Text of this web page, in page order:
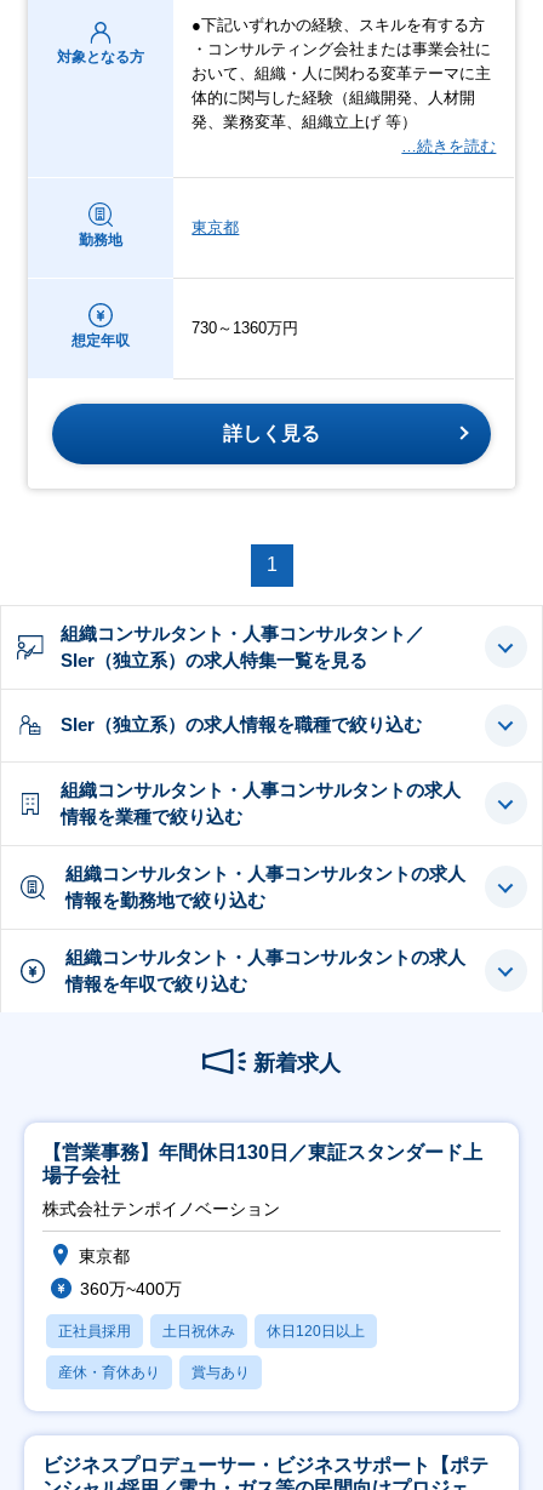
対象となる方
●下記いずれかの経験、スキルを有する方
・コンサルティング会社または事業会社に
おいて、組織・人に関わる変革テーマに主
体的に関与した経験（組織開発、人材開
発、業務変革、組織立上げ 等）
…続きを読む
勤務地
東京都
想定年収
730～1360万円
詳しく見る
1
組織コンサルタント・人事コンサルタント／
SIer（独立系）の求人特集一覧を見る
SIer（独立系）の求人情報を職種で絞り込む
組織コンサルタント・人事コンサルタントの求人
情報を業種で絞り込む
組織コンサルタント・人事コンサルタントの求人
情報を勤務地で絞り込む
組織コンサルタント・人事コンサルタントの求人
情報を年収で絞り込む
新着求人
【営業事務】年間休日130日／東証スタンダード上
場子会社
株式会社テンポイノベーション
東京都
360万~400万
正社員採用 土日祝休み 休日120日以上
産休・育休あり 賞与あり
ビジネスプロデューサー・ビジネスサポート【ポテ